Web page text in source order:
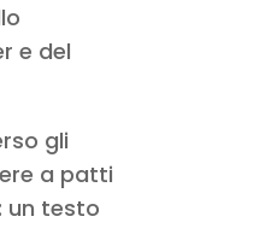
e del
gli
a patti
un testo